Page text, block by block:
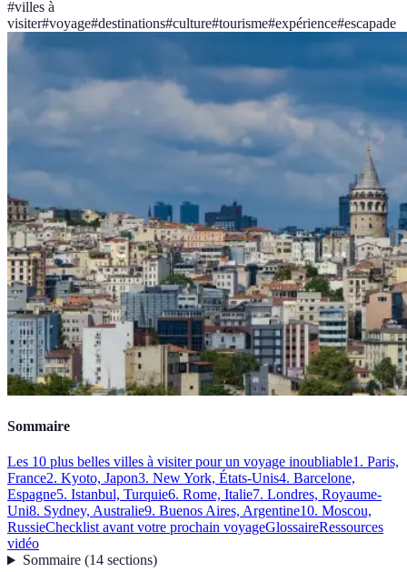
#villes à
visiter#voyage#destinations#culture#tourisme#expérience#escapade
Sommaire
Les 10 plus belles villes à visiter pour un voyage inoubliable1. Paris,
France2. Kyoto, Japon3. New York, États-Unis4. Barcelone,
Espagne5. Istanbul, Turquie6. Rome, Italie7. Londres, Royaume-
Uni8. Sydney, Australie9. Buenos Aires, Argentine10. Moscou,
RussieChecklist avant votre prochain voyageGlossaireRessources
vidéo
Sommaire(14 sections)